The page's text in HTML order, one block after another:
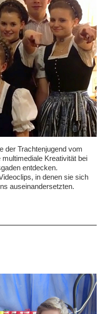
der Trachtenjugend vom
Kreativität bei
entdecken.
in denen sie sich
auseinandersetzten.